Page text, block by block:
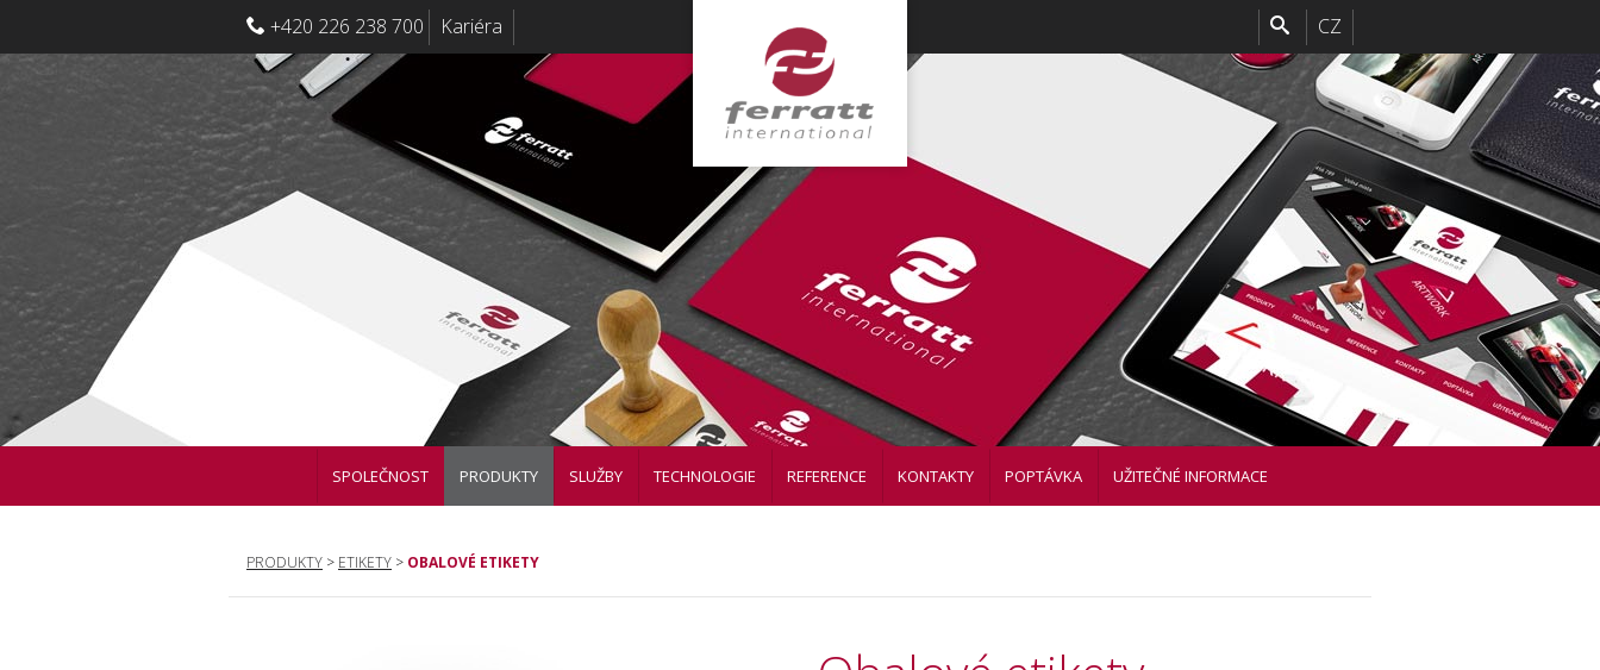
+420 226 238 700 Kariéra CZ
SPOLEČNOST PRODUKTY SLUŽBY TECHNOLOGIE REFERENCE KONTAKTY POPTÁVKA UŽITEČNÉ INFORMACE
PRODUKTY > ETIKETY > OBALOVÉ ETIKETY